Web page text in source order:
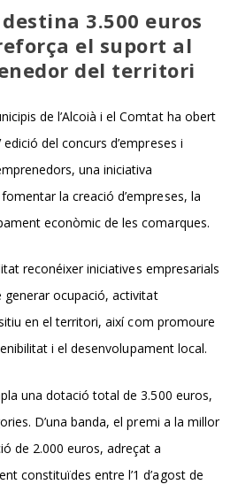
3.500 euros
el suport al
del territori
de l’Alcoià i el Comtat ha obert
del concurs d’empreses i
una iniciativa
la creació d’empreses, la
econòmic de les comarques.
reconéixer iniciatives empresarials
ocupació, activitat
en el territori, així com promoure
i el desenvolupament local.
una dotació total de3.500 euros,
D’una banda, elpremi a la millor
de 2.000 euros, adreçat a
constituïdes entre l’1 d’agost de